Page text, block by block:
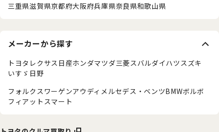
三重県滋賀県京都府大阪府兵庫県奈良県和歌山県
メーカーから探す
トヨタ レクサス 日産ホンダマツダ三菱スバルダイハツ スズキ
いすゞ 日野
フォルクスワーゲンアウディ メルセデス・ベンツBMWボルボ
フィアット スマート